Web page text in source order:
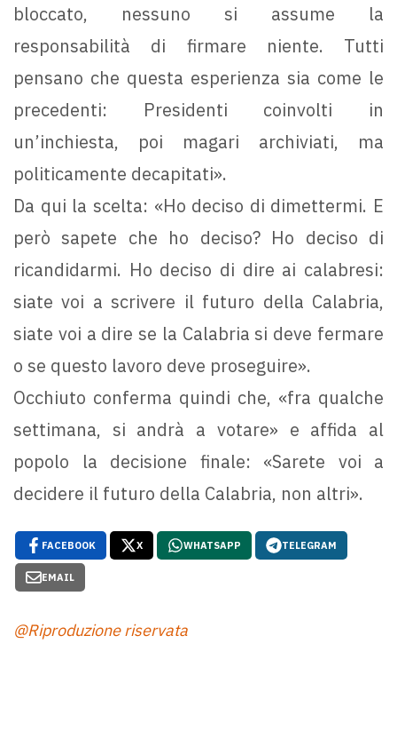
bloccato, nessuno si assume la
responsabilità di firmare niente. Tutti
pensano che questa esperienza sia come le
precedenti: Presidenti coinvolti in
un’inchiesta, poi magari archiviati, ma
politicamente decapitati».
Da qui la scelta: «Ho deciso di dimettermi. E
però sapete che ho deciso? Ho deciso di
ricandidarmi. Ho deciso di dire ai calabresi:
siate voi a scrivere il futuro della Calabria,
siate voi a dire se la Calabria si deve fermare
o se questo lavoro deve proseguire».
Occhiuto conferma quindi che, «fra qualche
settimana, si andrà a votare» e affida al
popolo la decisione finale: «Sarete voi a
decidere il futuro della Calabria, non altri».
FACEBOOK X WHATSAPP TELEGRAM
EMAIL
@Riproduzione riservata